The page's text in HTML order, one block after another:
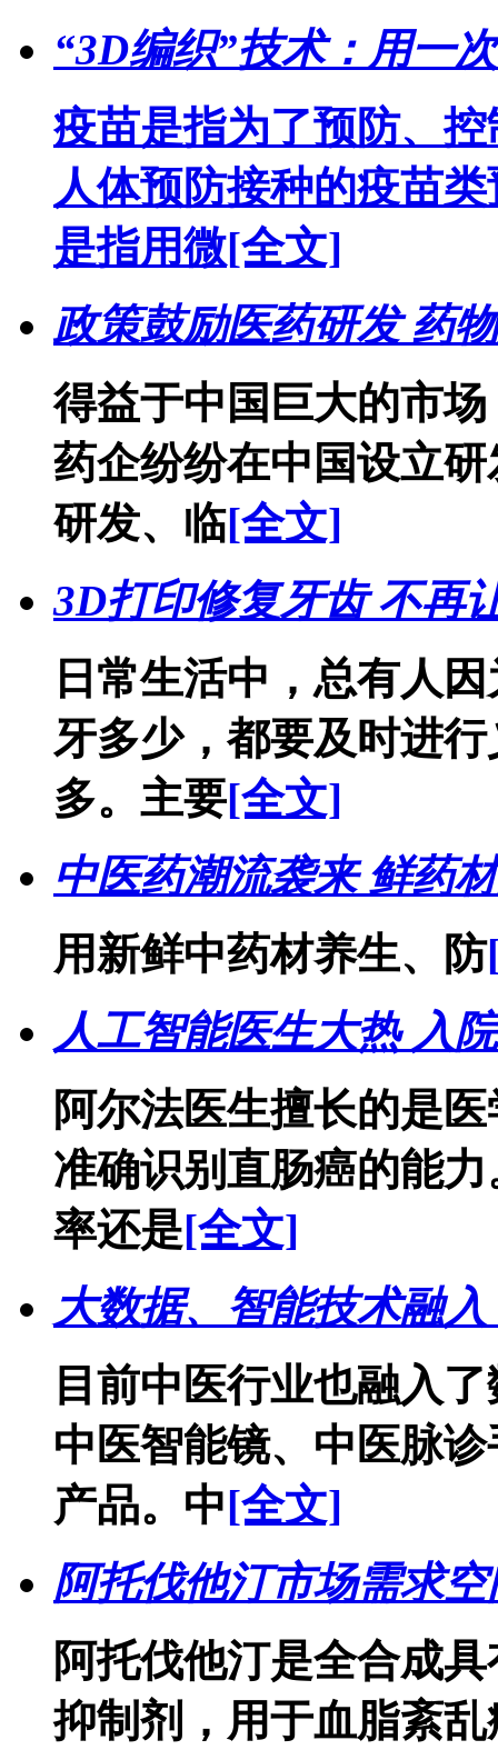
“3D编织”技术：用一
疫苗是指为了预防、
人体预防接种的疫苗
是指用微[全文]
政策鼓励医药研发 药
得益于中国巨大的市
药企纷纷在中国设立
研发、临[全文]
3D打印修复牙齿 不再
日常生活中，总有人
牙多少，都要及时进
多。主要[全文]
中医药潮流袭来 鲜药
用新鲜中药材养生、防
人工智能医生大热 入
阿尔法医生擅长的是
准确识别直肠癌的能
率还是[全文]
大数据、智能技术融
目前中医行业也融入
中医智能镜、中医脉
产品。中[全文]
阿托伐他汀市场需求
阿托伐他汀是全合成
抑制剂，用于血脂紊